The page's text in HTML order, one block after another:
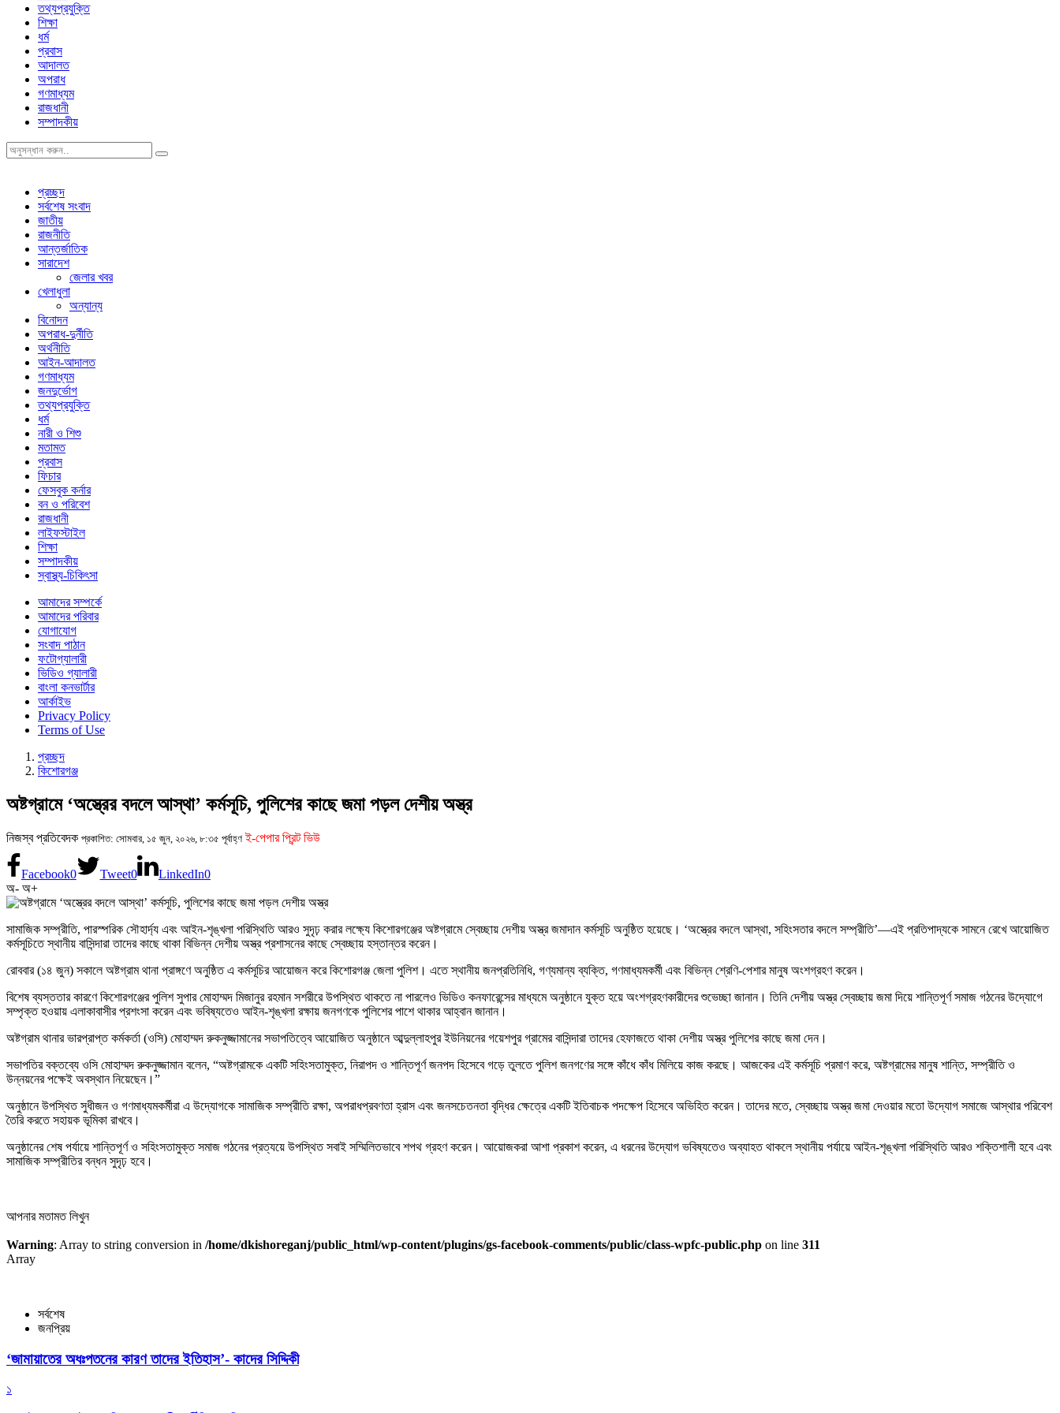
তথ্যপ্রযুক্তি
শিক্ষা
ধর্ম
প্রবাস
আদালত
অপরাধ
গণমাধ্যম
রাজধানী
সম্পাদকীয়
প্রচ্ছদ
সর্বশেষ সংবাদ
জাতীয়
রাজনীতি
আন্তর্জাতিক
সারাদেশ
জেলার খবর
খেলাধুলা
অন্যান্য
বিনোদন
অপরাধ-দুর্নীতি
অর্থনীতি
আইন-আদালত
গণমাধ্যম
জনদুর্ভোগ
তথ্যপ্রযুক্তি
ধর্ম
নারী ও শিশু
মতামত
প্রবাস
ফিচার
ফেসবুক কর্নার
বন ও পরিবেশ
রাজধানী
লাইফস্টাইল
শিক্ষা
সম্পাদকীয়
স্বাস্থ্য-চিকিৎসা
আমাদের সম্পর্কে
আমাদের পরিবার
যোগাযোগ
সংবাদ পাঠান
ফটোগ্যালারী
ভিডিও গ্যালারী
বাংলা কনভার্টার
আর্কাইভ
Privacy Policy
Terms of Use
প্রচ্ছদ
কিশোরগঞ্জ
অষ্টগ্রামে ‘অস্ত্রের বদলে আস্থা’ কর্মসূচি, পুলিশের কাছে জমা পড়ল দেশীয় অস্ত্র
নিজস্ব প্রতিবেদক প্রকাশিত: সোমবার, ১৫ জুন, ২০২৬, ৮:৩৫ পূর্বাহ্ণ ই-পেপার প্রিন্ট ভিউ
Facebook0 Tweet0 LinkedIn0
অ- অ+
সামাজিক সম্প্রীতি, পারস্পরিক সৌহার্দ্য এবং আইন-শৃঙ্খলা পরিস্থিতি আরও সুদৃঢ় করার লক্ষ্যে কিশোরগঞ্জের অষ্টগ্রামে স্বেচ্ছায় দেশীয় অস্ত্র জমাদান কর্মসূচি অনুষ্ঠিত হয়েছে। ‘অস্ত্রের বদলে আস্থা, সহিংসতার বদলে সম্প্রীতি’—এই প্রতিপাদ্যকে সামনে রেখে আয়োজিত
কর্মসূচিতে স্থানীয় বাসিন্দারা তাদের কাছে থাকা বিভিন্ন দেশীয় অস্ত্র প্রশাসনের কাছে স্বেচ্ছায় হস্তান্তর করেন।
রোববার (১৪ জুন) সকালে অষ্টগ্রাম থানা প্রাঙ্গণে অনুষ্ঠিত এ কর্মসূচির আয়োজন করে কিশোরগঞ্জ জেলা পুলিশ। এতে স্থানীয় জনপ্রতিনিধি, গণ্যমান্য ব্যক্তি, গণমাধ্যমকর্মী এবং বিভিন্ন শ্রেণি-পেশার মানুষ অংশগ্রহণ করেন।
বিশেষ ব্যস্ততার কারণে কিশোরগঞ্জের পুলিশ সুপার মোহাম্মদ মিজানুর রহমান সশরীরে উপস্থিত থাকতে না পারলেও ভিডিও কনফারেন্সের মাধ্যমে অনুষ্ঠানে যুক্ত হয়ে অংশগ্রহণকারীদের শুভেচ্ছা জানান। তিনি দেশীয় অস্ত্র স্বেচ্ছায় জমা দিয়ে শান্তিপূর্ণ সমাজ গঠনের উদ্যোগে
সম্পৃক্ত হওয়ায় এলাকাবাসীর প্রশংসা করেন এবং ভবিষ্যতেও আইন-শৃঙ্খলা রক্ষায় জনগণকে পুলিশের পাশে থাকার আহ্বান জানান।
অষ্টগ্রাম থানার ভারপ্রাপ্ত কর্মকর্তা (ওসি) মোহাম্মদ রুকনুজ্জামানের সভাপতিত্বে আয়োজিত অনুষ্ঠানে আব্দুল্লাহপুর ইউনিয়নের গয়েশপুর গ্রামের বাসিন্দারা তাদের হেফাজতে থাকা দেশীয় অস্ত্র পুলিশের কাছে জমা দেন।
সভাপতির বক্তব্যে ওসি মোহাম্মদ রুকনুজ্জামান বলেন, “অষ্টগ্রামকে একটি সহিংসতামুক্ত, নিরাপদ ও শান্তিপূর্ণ জনপদ হিসেবে গড়ে তুলতে পুলিশ জনগণের সঙ্গে কাঁধে কাঁধ মিলিয়ে কাজ করছে। আজকের এই কর্মসূচি প্রমাণ করে, অষ্টগ্রামের মানুষ শান্তি, সম্প্রীতি ও
উন্নয়নের পক্ষেই অবস্থান নিয়েছেন।”
অনুষ্ঠানে উপস্থিত সুধীজন ও গণমাধ্যমকর্মীরা এ উদ্যোগকে সামাজিক সম্প্রীতি রক্ষা, অপরাধপ্রবণতা হ্রাস এবং জনসচেতনতা বৃদ্ধির ক্ষেত্রে একটি ইতিবাচক পদক্ষেপ হিসেবে অভিহিত করেন। তাদের মতে, স্বেচ্ছায় অস্ত্র জমা দেওয়ার মতো উদ্যোগ সমাজে আস্থার পরিবেশ
তৈরি করতে সহায়ক ভূমিকা রাখবে।
অনুষ্ঠানের শেষ পর্যায়ে শান্তিপূর্ণ ও সহিংসতামুক্ত সমাজ গঠনের প্রত্যয়ে উপস্থিত সবাই সম্মিলিতভাবে শপথ গ্রহণ করেন। আয়োজকরা আশা প্রকাশ করেন, এ ধরনের উদ্যোগ ভবিষ্যতেও অব্যাহত থাকলে স্থানীয় পর্যায়ে আইন-শৃঙ্খলা পরিস্থিতি আরও শক্তিশালী হবে এবং
সামাজিক সম্প্রীতির বন্ধন সুদৃঢ় হবে।
আপনার মতামত লিখুন
Warning: Array to string conversion in /home/dkishoreganj/public_html/wp-content/plugins/gs-facebook-comments/public/class-wpfc-public.php on line 311
Array
সর্বশেষ
জনপ্রিয়
‘জামায়াতের অধঃপতনের কারণ তাদের ইতিহাস’- কাদের সিদ্দিকী
১